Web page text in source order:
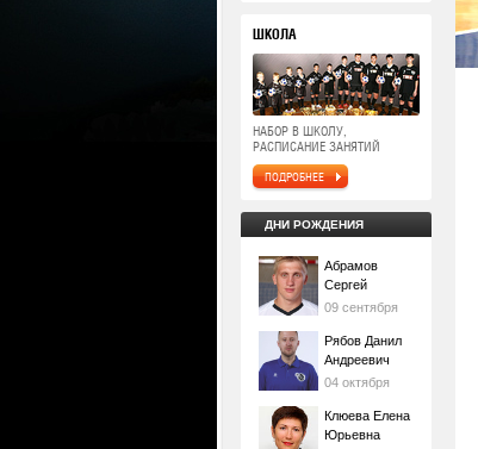
ШКОЛА
НАБОР В ШКОЛУ,
РАСПИСАНИЕ ЗАНЯТИЙ
ПОДРОБНЕЕ
ДНИ РОЖДЕНИЯ
Абрамов
Сергей
09 сентября
Рябов Данил
Андреевич
04 октября
Клюева Елена
Юрьевна